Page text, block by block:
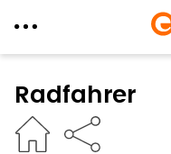
zum
Inhalt
Radfahrer